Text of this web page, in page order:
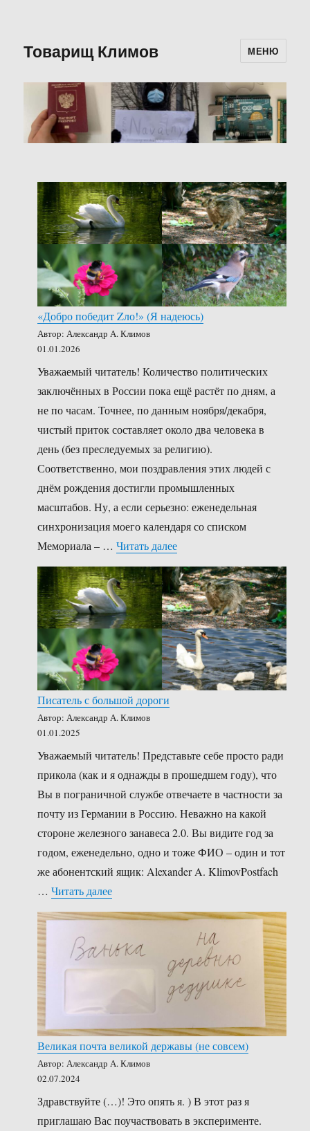
Товарищ Климов МЕНЮ
«Добро победит Zло!» (Я надеюсь)
Автор: Александр А. Климов
01.01.2026
Уважаемый читатель! Количество политических
заключённых в России пока ещё растёт по дням, а
не по часам. Точнее, по данным ноября/декабря,
чистый приток составляет около два человека в
день (без преследуемых за религию).
Соответственно, мои поздравления этих людей с
днём рождения достигли промышленных
масштабов. Ну, а если серьезно: еженедельная
синхронизация моего календаря со списком
Мемориала – …Читать далее««Добро победит Zло!» (Я
Писатель с большой дороги
Автор: Александр А. Климов
01.01.2025
Уважаемый читатель! Представьте себе просто ради
прикола (как и я однажды в прошедшем году), что
Вы в пограничной службе отвечаете в частности за
почту из Германии в Россию. Неважно на какой
стороне железного занавеса 2.0. Вы видите год за
годом, еженедельно, одно и тоже ФИО – один и тот
же абонентский ящик: Alexander A. KlimovPostfach
…Читать далее«Писатель с большой дороги»
Великая почта великой державы (не совсем)
Автор: Александр А. Климов
02.07.2024
Здравствуйте (…)! Это опять я. ) В этот раз я
приглашаю Вас поучаствовать в эксперименте.